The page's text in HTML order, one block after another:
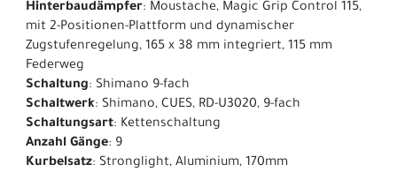
Hinterbaudämpfer: Moustache, Magic Grip Control 115,
mit 2-Positionen-Plattform und dynamischer
Zugstufenregelung, 165 x 38 mm integriert, 115 mm
Federweg
Schaltung: Shimano 9-fach
Schaltwerk: Shimano, CUES, RD-U3020, 9-fach
Schaltungsart: Kettenschaltung
Anzahl Gänge: 9
Kurbelsatz: Stronglight, Aluminium, 170mm